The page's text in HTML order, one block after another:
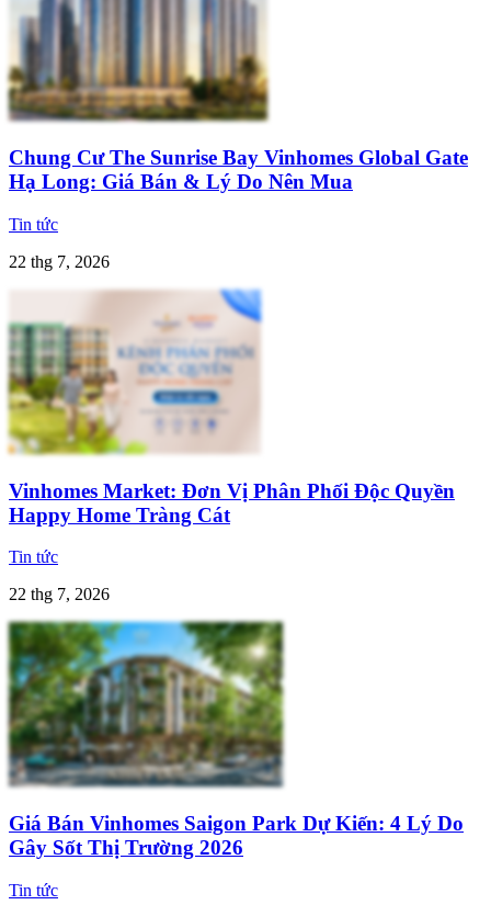
Chung Cư The Sunrise Bay Vinhomes Global Gate
Hạ Long: Giá Bán & Lý Do Nên Mua
Tin tức
22 thg 7, 2026
Vinhomes Market: Đơn Vị Phân Phối Độc Quyền
Happy Home Tràng Cát
Tin tức
22 thg 7, 2026
Giá Bán Vinhomes Saigon Park Dự Kiến: 4 Lý Do
Gây Sốt Thị Trường 2026
Tin tức